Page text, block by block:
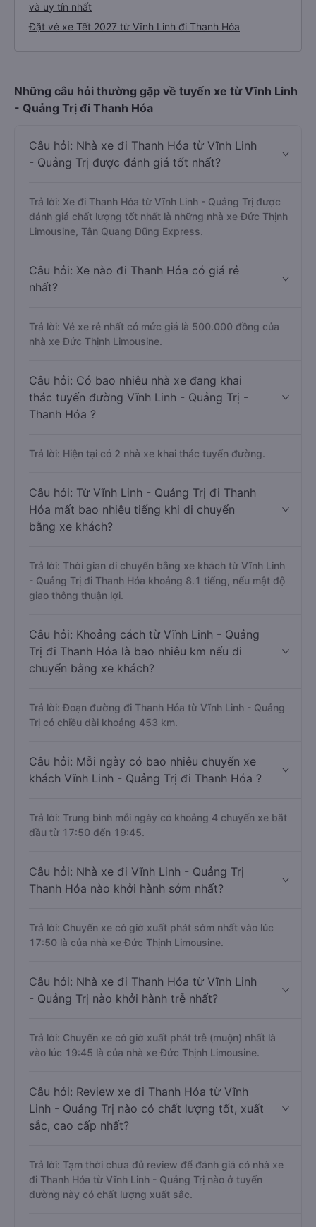
và uy tín nhất
Đặt vé xe Tết 2027 từ Vĩnh Linh đi Thanh Hóa
Những câu hỏi thường gặp về tuyến xe từ Vĩnh Linh
- Quảng Trị đi Thanh Hóa
Câu hỏi: Nhà xe đi Thanh Hóa từ Vĩnh Linh
- Quảng Trị được đánh giá tốt nhất?
Trả lời: Xe đi Thanh Hóa từ Vĩnh Linh - Quảng Trị được
đánh giá chất lượng tốt nhất là những nhà xe Đức Thịnh
Limousine, Tân Quang Dũng Express.
Câu hỏi: Xe nào đi Thanh Hóa có giá rẻ
nhất?
Trả lời: Vé xe rẻ nhất có mức giá là 500.000 đồng của
nhà xe Đức Thịnh Limousine.
Câu hỏi: Có bao nhiêu nhà xe đang khai
thác tuyến đường Vĩnh Linh - Quảng Trị -
Thanh Hóa ?
Trả lời: Hiện tại có 2 nhà xe khai thác tuyến đường.
Câu hỏi: Từ Vĩnh Linh - Quảng Trị đi Thanh
Hóa mất bao nhiêu tiếng khi di chuyển
bằng xe khách?
Trả lời: Thời gian di chuyển bằng xe khách từ Vĩnh Linh
- Quảng Trị đi Thanh Hóa khoảng 8.1 tiếng, nếu mật độ
giao thông thuận lợi.
Câu hỏi: Khoảng cách từ Vĩnh Linh - Quảng
Trị đi Thanh Hóa là bao nhiêu km nếu di
chuyển bằng xe khách?
Trả lời: Đoạn đường đi Thanh Hóa từ Vĩnh Linh - Quảng
Trị có chiều dài khoảng 453 km.
Câu hỏi: Mỗi ngày có bao nhiêu chuyến xe
khách Vĩnh Linh - Quảng Trị đi Thanh Hóa ?
Trả lời: Trung bình mỗi ngày có khoảng 4 chuyến xe bắt
đầu từ 17:50 đến 19:45.
Câu hỏi: Nhà xe đi Vĩnh Linh - Quảng Trị
Thanh Hóa nào khởi hành sớm nhất?
Trả lời: Chuyến xe có giờ xuất phát sớm nhất vào lúc
17:50 là của nhà xe Đức Thịnh Limousine.
Câu hỏi: Nhà xe đi Thanh Hóa từ Vĩnh Linh
- Quảng Trị nào khởi hành trễ nhất?
Trả lời: Chuyến xe có giờ xuất phát trễ (muộn) nhất là
vào lúc 19:45 là của nhà xe Đức Thịnh Limousine.
Câu hỏi: Review xe đi Thanh Hóa từ Vĩnh
Linh - Quảng Trị nào có chất lượng tốt, xuất
sắc, cao cấp nhất?
Trả lời: Tạm thời chưa đủ review để đánh giá có nhà xe
đi Thanh Hóa từ Vĩnh Linh - Quảng Trị nào ở tuyến
đường này có chất lượng xuất sắc.